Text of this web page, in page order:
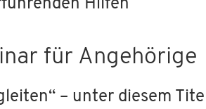
Hilfen
für Angehörige
– unter diesem